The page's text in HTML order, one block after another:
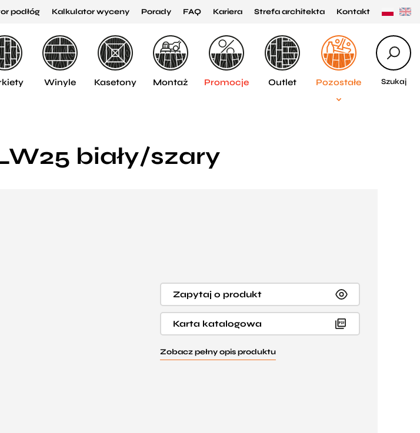
podłóg Kalkulator wyceny Porady FAQ Kariera Strefa architekta Kontakt
Szukaj
Winyle Kasetony Montaż Promocje Outlet Pozostałe
biały/szary
Zapytaj o produkt
Karta katalogowa
Zobacz pełny opis produktu